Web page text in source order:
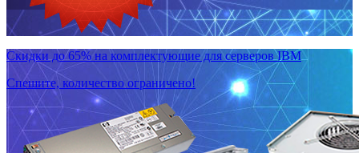
Скидки до 65% на комплектующие для серверов IBM
Спешите, количество ограничено!